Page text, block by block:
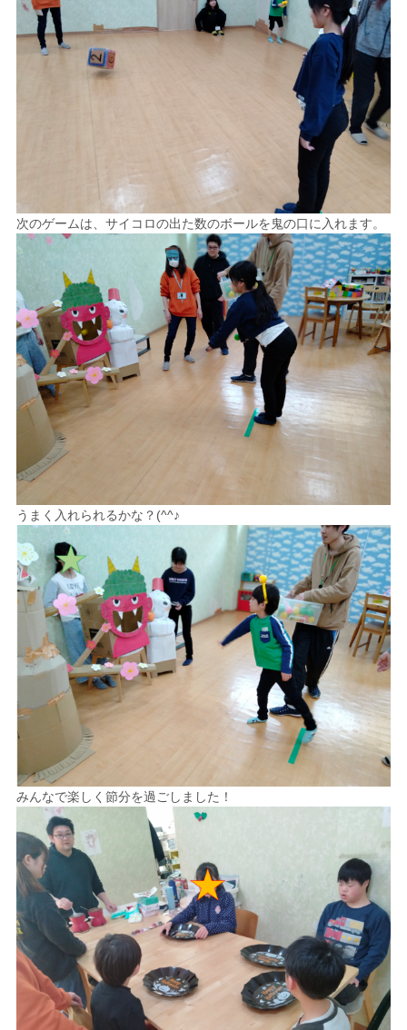
次のゲームは、サイコロの出た数のボールを鬼の口に入れます。
うまく入れられるかな？(^^♪
みんなで楽しく節分を過ごしました！